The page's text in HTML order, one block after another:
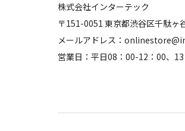
株式会社インターテック
〒151-0051 東京都渋谷区千駄
メールアドレス：
営業日：平日08：00-12：00、